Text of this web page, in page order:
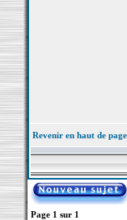
Revenir en haut de page
Page 1 sur 1